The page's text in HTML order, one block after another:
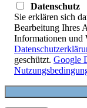
Datenschutz
Sie erklären sich
Bearbeitung Ihres
Informationen und
geschützt. Google